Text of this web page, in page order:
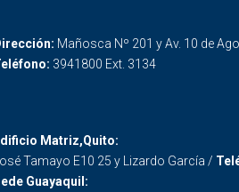
Mañosca Nº 201 y Av. 10 de
3941800 Ext. 3134
Matriz,Quito:
Tamayo E10 25 y Lizardo García /
Guayaquil: